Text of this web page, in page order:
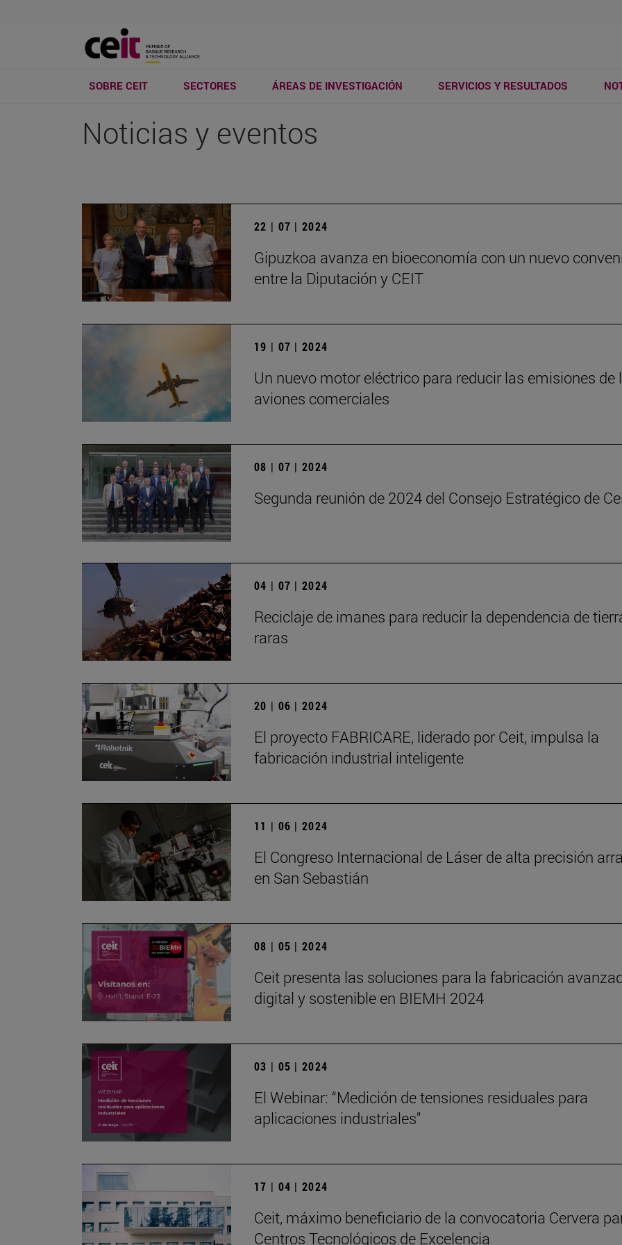
SOBRE CEIT SECTORES ÁREAS DE INVESTIGACIÓN SERVICIOS Y RESULTADOS
Noticias y eventos
22 | 07 | 2024
Gipuzkoa avanza en bioeconomía con un nuevo
entre la Diputación y CEIT
19 | 07 | 2024
Un nuevo motor eléctrico para reducir las emisiones de
aviones comerciales
08 | 07 | 2024
Segunda reunión de 2024 del Consejo Estratégico de
04 | 07 | 2024
Reciclaje de imanes para reducir la dependencia de
raras
20 | 06 | 2024
El proyecto FABRICARE, liderado por Ceit, impulsa la
fabricación industrial inteligente
11 | 06 | 2024
El Congreso Internacional de Láser de alta precisión
en San Sebastián
08 | 05 | 2024
Ceit presenta las soluciones para la fabricación
digital y sostenible en BIEMH 2024
03 | 05 | 2024
El Webinar: “Medición de tensiones residuales para
aplicaciones industriales"
17 | 04 | 2024
Ceit, máximo beneficiario de la convocatoria Cervera
Centros Tecnológicos de Excelencia